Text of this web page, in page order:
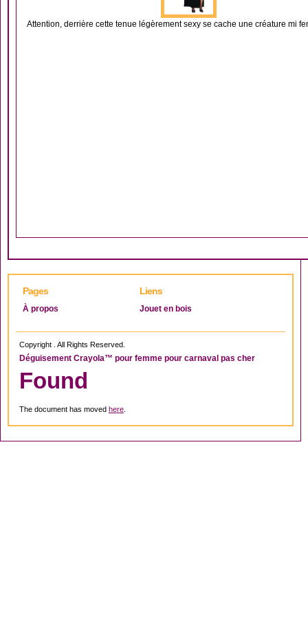
Attention, derrière cette tenue légèrement sexy se cache une créature mi
Pages
À propos
Liens
Jouet en bois
Copyright . All Rights Reserved.
Déguisement Crayola™ pour femme pour carnaval pas cher
Found
The document has moved here